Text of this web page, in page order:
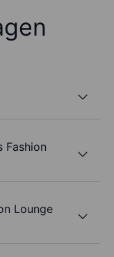
Fashion
Lounge